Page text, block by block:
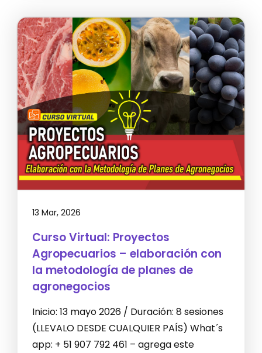
13 Mar, 2026
Curso Virtual: Proyectos
Agropecuarios – elaboración con
la metodología de planes de
agronegocios
Inicio: 13 mayo 2026 / Duración: 8 sesiones
(LLEVALO DESDE CUALQUIER PAÍS) What´s
app: + 51 907 792 461 – agrega este